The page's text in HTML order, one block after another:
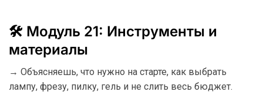
🛠️ Модуль 21: Инструменты и
материалы
→ Объясняешь, что нужно на старте, как выбрать
лампу, фрезу, пилку, гель и не слить весь бюджет.